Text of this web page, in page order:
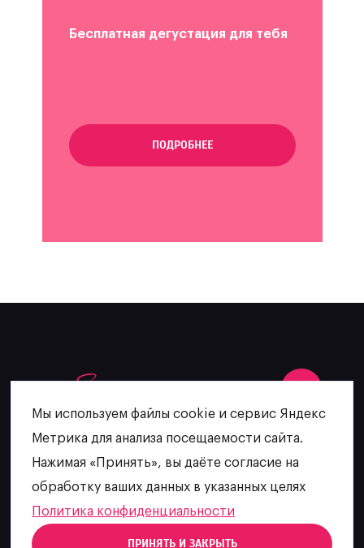
Бесплатная дегустация для тебя
ПОДРОБНЕЕ
escatering@mail.ru
Мы используем файлы cookie и сервис Яндекс
Метрика для анализа посещаемости сайта.
Нажимая «Принять», вы даёте согласие на
обработку ваших данных в указанных целях
Политика конфиденциальности
ПРИНЯТЬ И ЗАКРЫТЬ